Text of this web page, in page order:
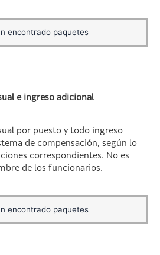
encontrado paquetes
e ingreso adicional
por puesto y todo ingreso
de compensación, según lo
correspondientes. No es
de los funcionarios.
encontrado paquetes